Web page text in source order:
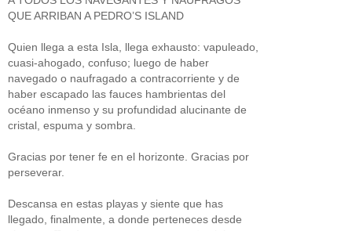
QUE ARRIBAN A PEDRO’S ISLAND
Quien llega a esta Isla, llega exhausto: vapuleado,
cuasi-ahogado, confuso; luego de haber
navegado o naufragado a contracorriente y de
haber escapado las fauces hambrientas del
océano inmenso y su profundidad alucinante de
cristal, espuma y sombra.
Gracias por tener fe en el horizonte. Gracias por
perseverar.
Descansa en estas playas y siente que has
llegado, finalmente, a donde perteneces desde